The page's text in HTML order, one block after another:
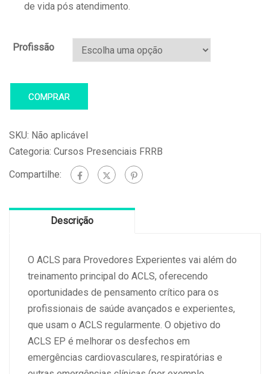
de vida pós atendimento.
Profissão
COMPRAR
SKU: Não aplicável
Categoria: Cursos Presenciais FRRB
Compartilhe:
Descrição
O ACLS para Provedores Experientes vai além do
treinamento principal do ACLS, oferecendo
oportunidades de pensamento crítico para os
profissionais de saúde avançados e experientes,
que usam o ACLS regularmente. O objetivo do
ACLS EP é melhorar os desfechos em
emergências cardiovasculares, respiratórias e